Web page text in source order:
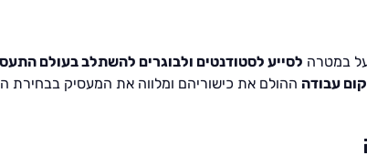
במטרה לסייע לסטודנטים ולבוגרים להשתלב בעולם
עבודה ההולם את כישוריהם ומלווה את המעסיק בבחירת